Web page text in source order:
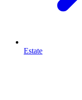
Estate